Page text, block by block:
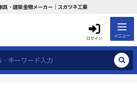
具・建築金物メーカー｜スガツネ工業
ログイン メニュー